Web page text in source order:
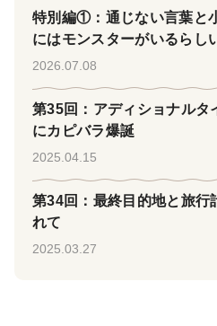
特別編①：通じない言葉と
にはモンスターがいるらし
2026.07.08
第35回：アディショナルタ
にカピバラ爆誕
2025.04.15
第34回：最終目的地と旅行
れて
2025.03.27